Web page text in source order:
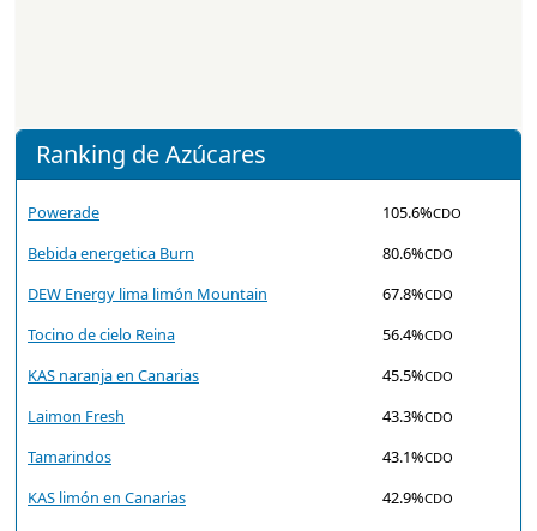
Ranking de Azúcares
Powerade 105.6%CDO
Bebida energetica Burn 80.6%CDO
DEW Energy lima limón Mountain 67.8%CDO
Tocino de cielo Reina 56.4%CDO
KAS naranja en Canarias 45.5%CDO
Laimon Fresh 43.3%CDO
Tamarindos 43.1%CDO
KAS limón en Canarias 42.9%CDO